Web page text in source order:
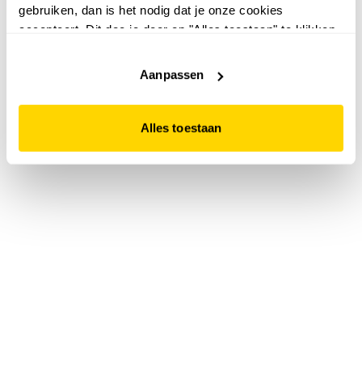
gebruiken, dan is het nodig dat je onze cookies
accepteert. Dit doe je door op "Alles toestaan" te klikken.
website niet optimaal functioneert.
Aanpassen
Alles toestaan